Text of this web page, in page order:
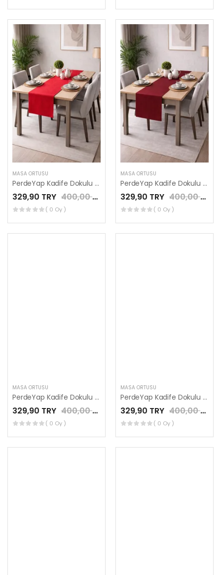
MASA ÖRTÜSÜ
PerdeYap Kadife Dokulu Kırmızı Renk Ada Serisi Runner 40 x 140 cm
329,90 TRY 400,00 TRY
( 0 Oy )
MASA ÖRTÜSÜ
PerdeYap Kadife Dokulu Bordo Renk Ada Serisi Runner 40 x 140 cm
329,90 TRY 400,00 TRY
( 0 Oy )
MASA ÖRTÜSÜ
PerdeYap Kadife Dokulu Koyu Petrol Renk Ada Serisi Runner 40 x 140 cm
329,90 TRY 400,00 TRY
( 0 Oy )
MASA ÖRTÜSÜ
PerdeYap Kadife Dokulu Pudra Renk Ada Serisi Runner 40 x 140 cm
329,90 TRY 400,00 TRY
( 0 Oy )